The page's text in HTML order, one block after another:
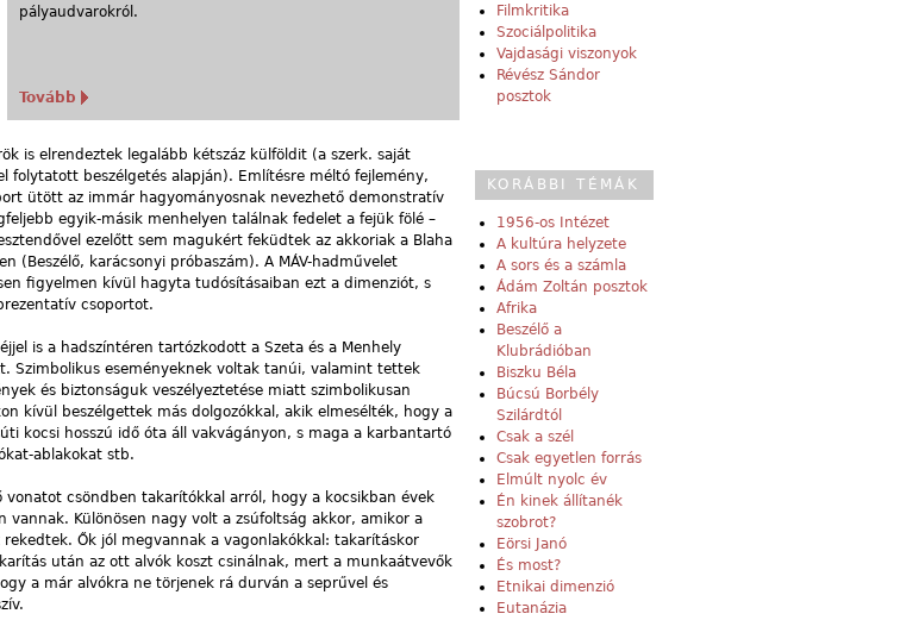
pályaudvarokról.
Tovább
is elrendeztek legalább kétszáz külföldit (a szerk. saját
folytatott beszélgetés alapján). Említésre méltó fejlemény,
ütött az immár hagyományosnak nevezhető demonstratív
egyik-másik menhelyen találnak fedelet a fejük fölé –
ezelőtt sem magukért feküdtek az akkoriak a Blaha
(Beszélő, karácsonyi próbaszám). A MÁV-hadművelet
figyelmen kívül hagyta tudósításaiban ezt a dimenziót, s
csoportot.
is a hadszíntéren tartózkodott a Szeta és a Menhely
Szimbolikus eseményeknek voltak tanúi, valamint tettek
és biztonságuk veszélyeztetése miatt szimbolikusan
kívül beszélgettek más dolgozókkal, akik elmesélték, hogy a
kocsi hosszú idő óta áll vakvágányon, s maga a karbantartó
ablakokat stb.
csöndben takarítókkal arról, hogy a kocsikban évek
Különösen nagy volt a zsúfoltság akkor, amikor a
Ők jól megvannak a vagonlakókkal: takarításkor
után az ott alvók koszt csinálnak, mert a munkaátvevők
a már alvókra ne törjenek rá durván a seprűvel és
Filmkritika
Szociálpolitika
Vajdasági viszonyok
Révész Sándor
posztok
KORÁBBI TÉMÁK
1956-os Intézet
A kultúra helyzete
A sors és a számla
Ádám Zoltán posztok
Afrika
Beszélő a
Klubrádióban
Biszku Béla
Búcsú Borbély
Szilárdtól
Csak a szél
Csak egyetlen forrás
Elmúlt nyolc év
Én kinek állítanék
szobrot?
Eörsi Janó
És most?
Etnikai dimenzió
Eutanázia